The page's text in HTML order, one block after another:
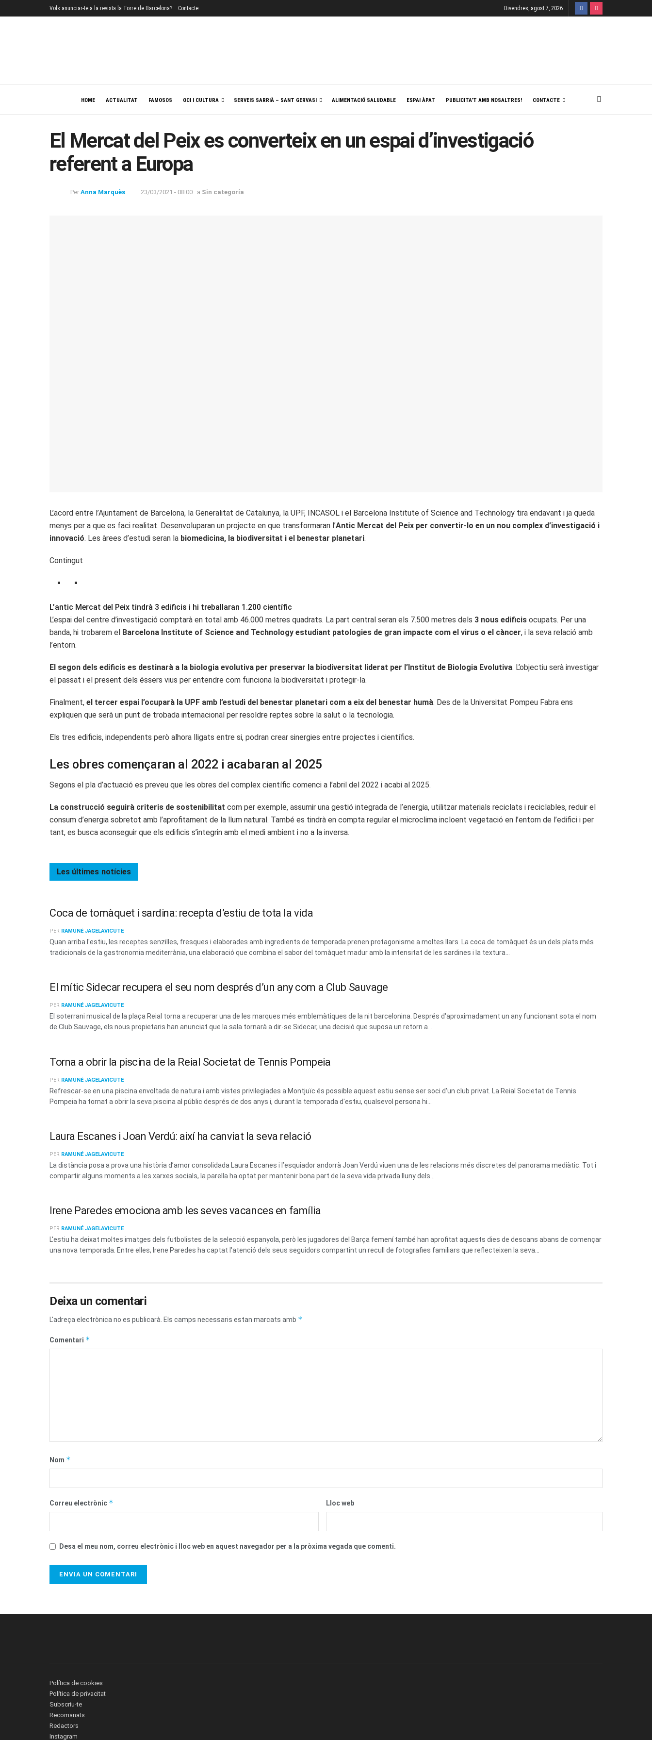
Vols anunciar-te a la revista la Torre de Barcelona? Contacte Divendres, agost 7, 2026
HOME ACTUALITAT FAMOSOS OCI I CULTURA SERVEIS SARRIÀ – SANT GERVASI ALIMENTACIÓ SALUDABLE ESPAI ÀPAT PUBLICITA’T AMB NOSALTRES! CONTACTE
El Mercat del Peix es converteix en un espai d’investigació
referent a Europa
Per Anna Marquès 23/03/2021 - 08:00 a Sin categoría
L’acord entre l’Ajuntament de Barcelona, la Generalitat de Catalunya, la UPF, INCASOL i el Barcelona Institute of Science and Technology tira endavant i ja queda
menys per a que es faci realitat. Desenvoluparan un projecte en que transformaran l’Antic Mercat del Peix per convertir-lo en un nou complex d’investigació i
innovació. Les àrees d’estudi seran la biomedicina, la biodiversitat i el benestar planetari.
Contingut
L’antic Mercat del Peix tindrà 3 edificis i hi treballaran 1.200 científic
L’espai del centre d’investigació comptarà en total amb 46.000 metres quadrats. La part central seran els 7.500 metres dels 3 nous edificis ocupats. Per una
banda, hi trobarem el Barcelona Institute of Science and Technology estudiant patologies de gran impacte com el virus o el càncer, i la seva relació amb
l’entorn.
El segon dels edificis es destinarà a la biologia evolutiva per preservar la biodiversitat liderat per l’Institut de Biologia Evolutiva. L’objectiu serà investigar
el passat i el present dels éssers vius per entendre com funciona la biodiversitat i protegir-la.
Finalment, el tercer espai l’ocuparà la UPF amb l’estudi del benestar planetari com a eix del benestar humà. Des de la Universitat Pompeu Fabra ens
expliquen que serà un punt de trobada internacional per resoldre reptes sobre la salut o la tecnologia.
Els tres edificis, independents però alhora lligats entre si, podran crear sinergies entre projectes i científics.
Les obres començaran al 2022 i acabaran al 2025
Segons el pla d’actuació es preveu que les obres del complex científic comenci a l’abril del 2022 i acabi al 2025.
La construcció seguirà criteris de sostenibilitat com per exemple, assumir una gestió integrada de l’energia, utilitzar materials reciclats i reciclables, reduir el
consum d’energia sobretot amb l’aprofitament de la llum natural. També es tindrà en compta regular el microclima incloent vegetació en l’entorn de l’edifici i per
tant, es busca aconseguir que els edificis s’integrin amb el medi ambient i no a la inversa.
Les últimes notícies
Coca de tomàquet i sardina: recepta d’estiu de tota la vida
PER RAMUNÉ JAGELAVICUTE
Quan arriba l'estiu, les receptes senzilles, fresques i elaborades amb ingredients de temporada prenen protagonisme a moltes llars. La coca de tomàquet és un dels plats més
tradicionals de la gastronomia mediterrània, una elaboració que combina el sabor del tomàquet madur amb la intensitat de les sardines i la textura...
El mític Sidecar recupera el seu nom després d’un any com a Club Sauvage
PER RAMUNÉ JAGELAVICUTE
El soterrani musical de la plaça Reial torna a recuperar una de les marques més emblemàtiques de la nit barcelonina. Després d'aproximadament un any funcionant sota el nom
de Club Sauvage, els nous propietaris han anunciat que la sala tornarà a dir-se Sidecar, una decisió que suposa un retorn a...
Torna a obrir la piscina de la Reial Societat de Tennis Pompeia
PER RAMUNÉ JAGELAVICUTE
Refrescar-se en una piscina envoltada de natura i amb vistes privilegiades a Montjuïc és possible aquest estiu sense ser soci d'un club privat. La Reial Societat de Tennis
Pompeia ha tornat a obrir la seva piscina al públic després de dos anys i, durant la temporada d'estiu, qualsevol persona hi...
Laura Escanes i Joan Verdú: així ha canviat la seva relació
PER RAMUNÉ JAGELAVICUTE
La distància posa a prova una història d’amor consolidada Laura Escanes i l’esquiador andorrà Joan Verdú viuen una de les relacions més discretes del panorama mediàtic. Tot i
compartir alguns moments a les xarxes socials, la parella ha optat per mantenir bona part de la seva vida privada lluny dels...
Irene Paredes emociona amb les seves vacances en família
PER RAMUNÉ JAGELAVICUTE
L'estiu ha deixat moltes imatges dels futbolistes de la selecció espanyola, però les jugadores del Barça femení també han aprofitat aquests dies de descans abans de començar
una nova temporada. Entre elles, Irene Paredes ha captat l'atenció dels seus seguidors compartint un recull de fotografies familiars que reflecteixen la seva...
Deixa un comentari
L'adreça electrònica no es publicarà. Els camps necessaris estan marcats amb *
Comentari *
Nom *
Correu electrònic * Lloc web
Desa el meu nom, correu electrònic i lloc web en aquest navegador per a la pròxima vegada que comenti.
Política de cookies
Política de privacitat
Subscriu-te
Recomanats
Redactors
Instagram